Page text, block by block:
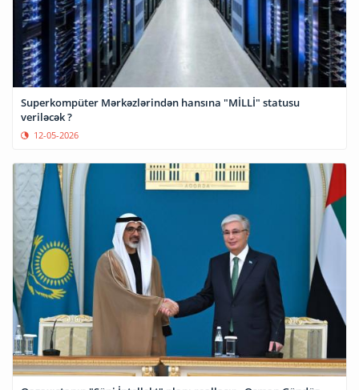
Superkompüter Mərkəzlərindən hansına "MİLLİ" statusu
veriləcək ?
12-05-2026